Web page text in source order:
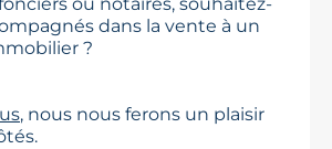
dans la vente à un
?
, nous nous ferons un plaisir